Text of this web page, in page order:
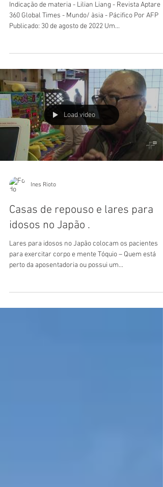
Japão
Indicação de materia - Lilian Liang - Revista Aptare
Publicado: 30 de agosto de 2022 Um...
Load video
Ines Rioto
Casas de repouso e lares para
idosos no Japão .
Lares para idosos no Japão colocam os pacientes
perto da aposentadoria ou possui um...